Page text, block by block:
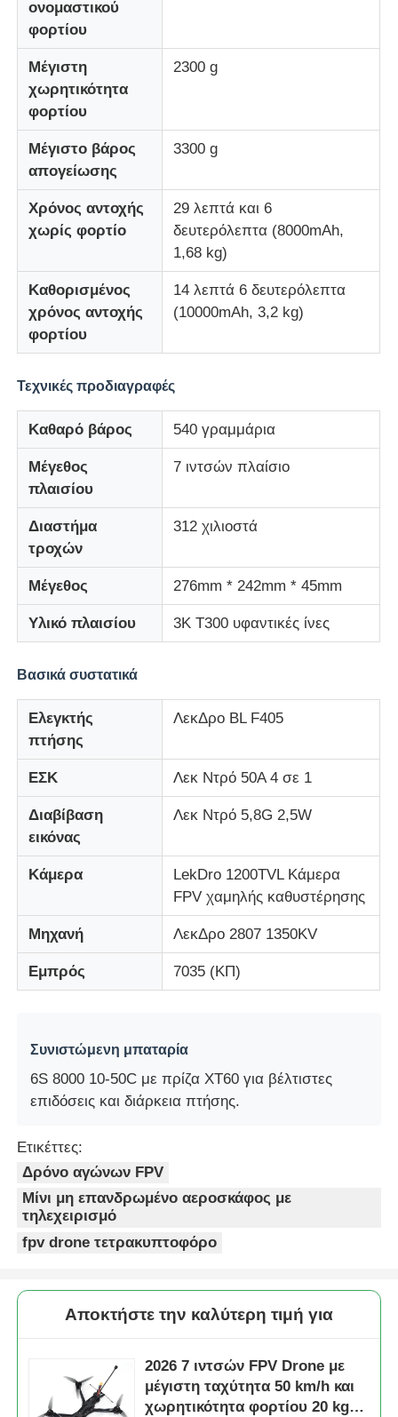
Κηφήνας ψεκασμού γεωργίας
FPV drone
Ανταλλακτικά Drone
Αντι συσκευή κηφήνων
σκοπευτικό θερμικής απεικόνισης
Αποστασιόμετρο λέιζερ
ονομαστικού
φορτίου
Μέγιστη
χωρητικότητα
φορτίου
2300 g
Μέγιστο βάρος
απογείωσης
3300 g
Χρόνος αντοχής
χωρίς φορτίο
29 λεπτά και 6
δευτερόλεπτα (8000mAh,
1,68 kg)
Καθορισμένος
χρόνος αντοχής
φορτίου
14 λεπτά 6 δευτερόλεπτα
(10000mAh, 3,2 kg)
Τεχνικές προδιαγραφές
Καθαρό βάρος 540 γραμμάρια
Μέγεθος
πλαισίου
7 ιντσών πλαίσιο
Διαστήμα
τροχών
312 χιλιοστά
Μέγεθος 276mm * 242mm * 45mm
Υλικό πλαισίου 3K T300 υφαντικές ίνες
Βασικά συστατικά
Ελεγκτής
πτήσης
ΛεκΔρο BL F405
ΕΣΚ Λεκ Ντρό 50Α 4 σε 1
Διαβίβαση
εικόνας
Λεκ Ντρό 5,8G 2,5W
Κάμερα
LekDro 1200TVL Κάμερα
FPV χαμηλής καθυστέρησης
Μηχανή ΛεκΔρο 2807 1350KV
Εμπρός 7035 (ΚΠ)
Συνιστώμενη μπαταρία
6S 8000 10-50C με πρίζα XT60 για βέλτιστες
επιδόσεις και διάρκεια πτήσης.
Ετικέττες:
Δρόνο αγώνων FPV
Μίνι μη επανδρωμένο αεροσκάφος με
τηλεχειρισμό
fpv drone τετρακυπτοφόρο
Αποκτήστε την καλύτερη τιμή για
2026 7 ιντσών FPV Drone με
μέγιστη ταχύτητα 50 km/h και
χωρητικότητα φορτίου 20 kg